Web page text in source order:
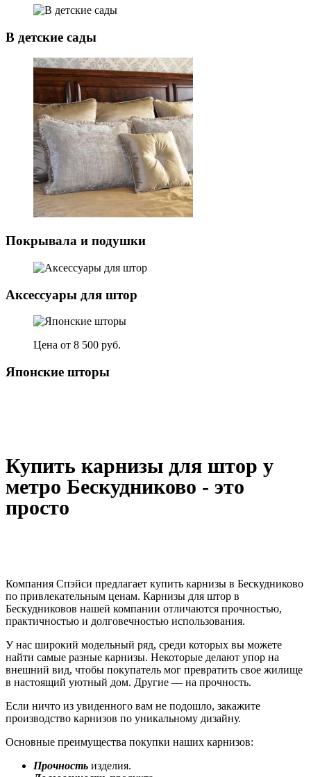
В детские сады
Покрывала и подушки
Аксессуары для штор
Цена от 8 500 руб.
Японские шторы
Купить карнизы для штор у
метро Бескудниково - это
просто
Компания Спэйси предлагает купить карнизы в Бескудниково
по привлекательным ценам. Карнизы для штор в
Бескудниковов нашей компании отличаются прочностью,
практичностью и долговечностью использования.
У нас широкий модельный ряд, среди которых вы можете
найти самые разные карнизы. Некоторые делают упор на
внешний вид, чтобы покупатель мог превратить свое жилище
в настоящий уютный дом. Другие — на прочность.
Если ничто из увиденного вам не подошло, закажите
производство карнизов по уникальному дизайну.
Основные преимущества покупки наших карнизов:
Прочность изделия.